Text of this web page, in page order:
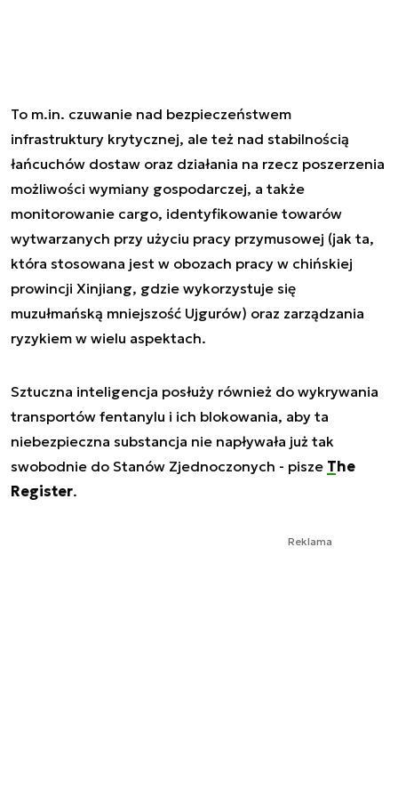
To m.in. czuwanie nad bezpieczeństwem
infrastruktury krytycznej, ale też nad stabilnością
łańcuchów dostaw oraz działania na rzecz poszerzenia
możliwości wymiany gospodarczej, a także
monitorowanie cargo, identyfikowanie towarów
wytwarzanych przy użyciu pracy przymusowej (jak ta,
która stosowana jest w obozach pracy w chińskiej
prowincji Xinjiang, gdzie wykorzystuje się
muzułmańską mniejszość Ujgurów) oraz zarządzania
ryzykiem w wielu aspektach.
Sztuczna inteligencja posłuży również do wykrywania
transportów fentanylu i ich blokowania, aby ta
niebezpieczna substancja nie napływała już tak
swobodnie do Stanów Zjednoczonych - pisze The
Register.
Reklama